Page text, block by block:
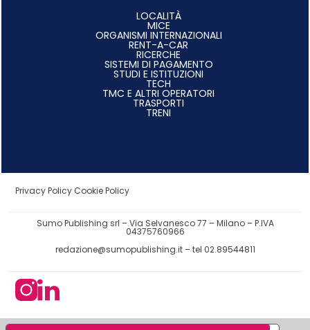
LOCALITÀ
MICE
ORGANISMI INTERNAZIONALI
RENT-A-CAR
RICERCHE
SISTEMI DI PAGAMENTO
STUDI E ISTITUZIONI
TECH
TMC E ALTRI OPERATORI
TRASPORTI
TRENI
Privacy Policy Cookie Policy
Sumo Publishing srl – Via Selvanesco 77 – Milano – P.IVA
04375760966
redazione@sumopublishing.it– tel 02.89544811